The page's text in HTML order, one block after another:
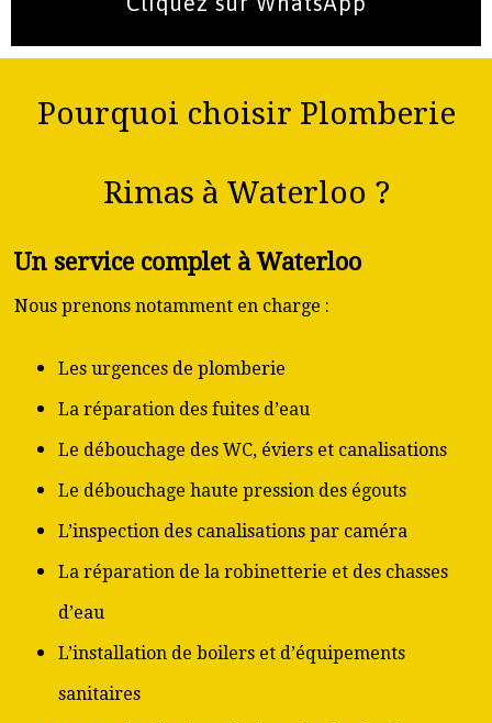
Pourquoi choisir Plomberie
Rimas à Waterloo ?
Un service complet à Waterloo
Nous prenons notamment en charge :
Les urgences de plomberie
La réparation des fuites d’eau
Le débouchage des WC, éviers et canalisations
Le débouchage haute pression des égouts
L’inspection des canalisations par caméra
La réparation de la robinetterie et des chasses
d’eau
L’installation de boilers et d’équipements
sanitaires